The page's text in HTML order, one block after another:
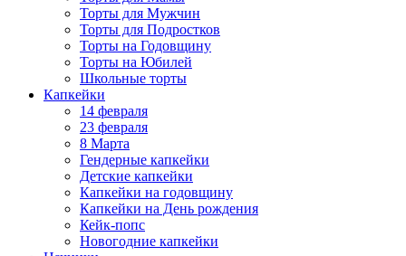
Торты для Мужчин
Торты для Подростков
Торты на Годовщину
Торты на Юбилей
Школьные торты
Капкейки
14 февраля
23 февраля
8 Марта
Гендерные капкейки
Детские капкейки
Капкейки на годовщину
Капкейки на День рождения
Кейк-попс
Новогодние капкейки